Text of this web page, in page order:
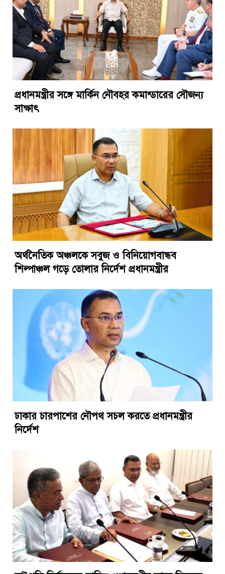
প্রধানমন্ত্রীর সঙ্গে মার্কিন নৌবহর কমান্ডারের সৌজন্য
সাক্ষাৎ
অর্থনৈতিক অঞ্চলকে সবুজ ও বিনিয়োগবান্ধব
শিল্পাঞ্চল গড়ে তোলার নির্দেশ প্রধানমন্ত্রীর
ঢাকার চারপাশের নৌপথ সচল করতে প্রধানমন্ত্রীর
নির্দেশ